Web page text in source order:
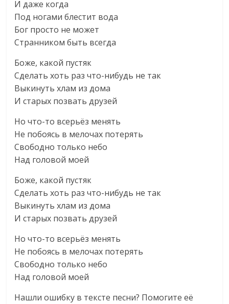
И даже когда
Под ногами блестит вода
Бог просто не может
Странником быть всегда
Боже, какой пустяк
Сделать хоть раз что-нибудь не так
Выкинуть хлам из дома
И старых позвать друзей
Но что-то всерьёз менять
Не побоясь в мелочах потерять
Свободно только небо
Над головой моей
Боже, какой пустяк
Сделать хоть раз что-нибудь не так
Выкинуть хлам из дома
И старых позвать друзей
Но что-то всерьёз менять
Не побоясь в мелочах потерять
Свободно только небо
Над головой моей
Нашли ошибку в тексте песни? Помогите еë